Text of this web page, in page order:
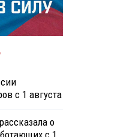
с 1 августа
о